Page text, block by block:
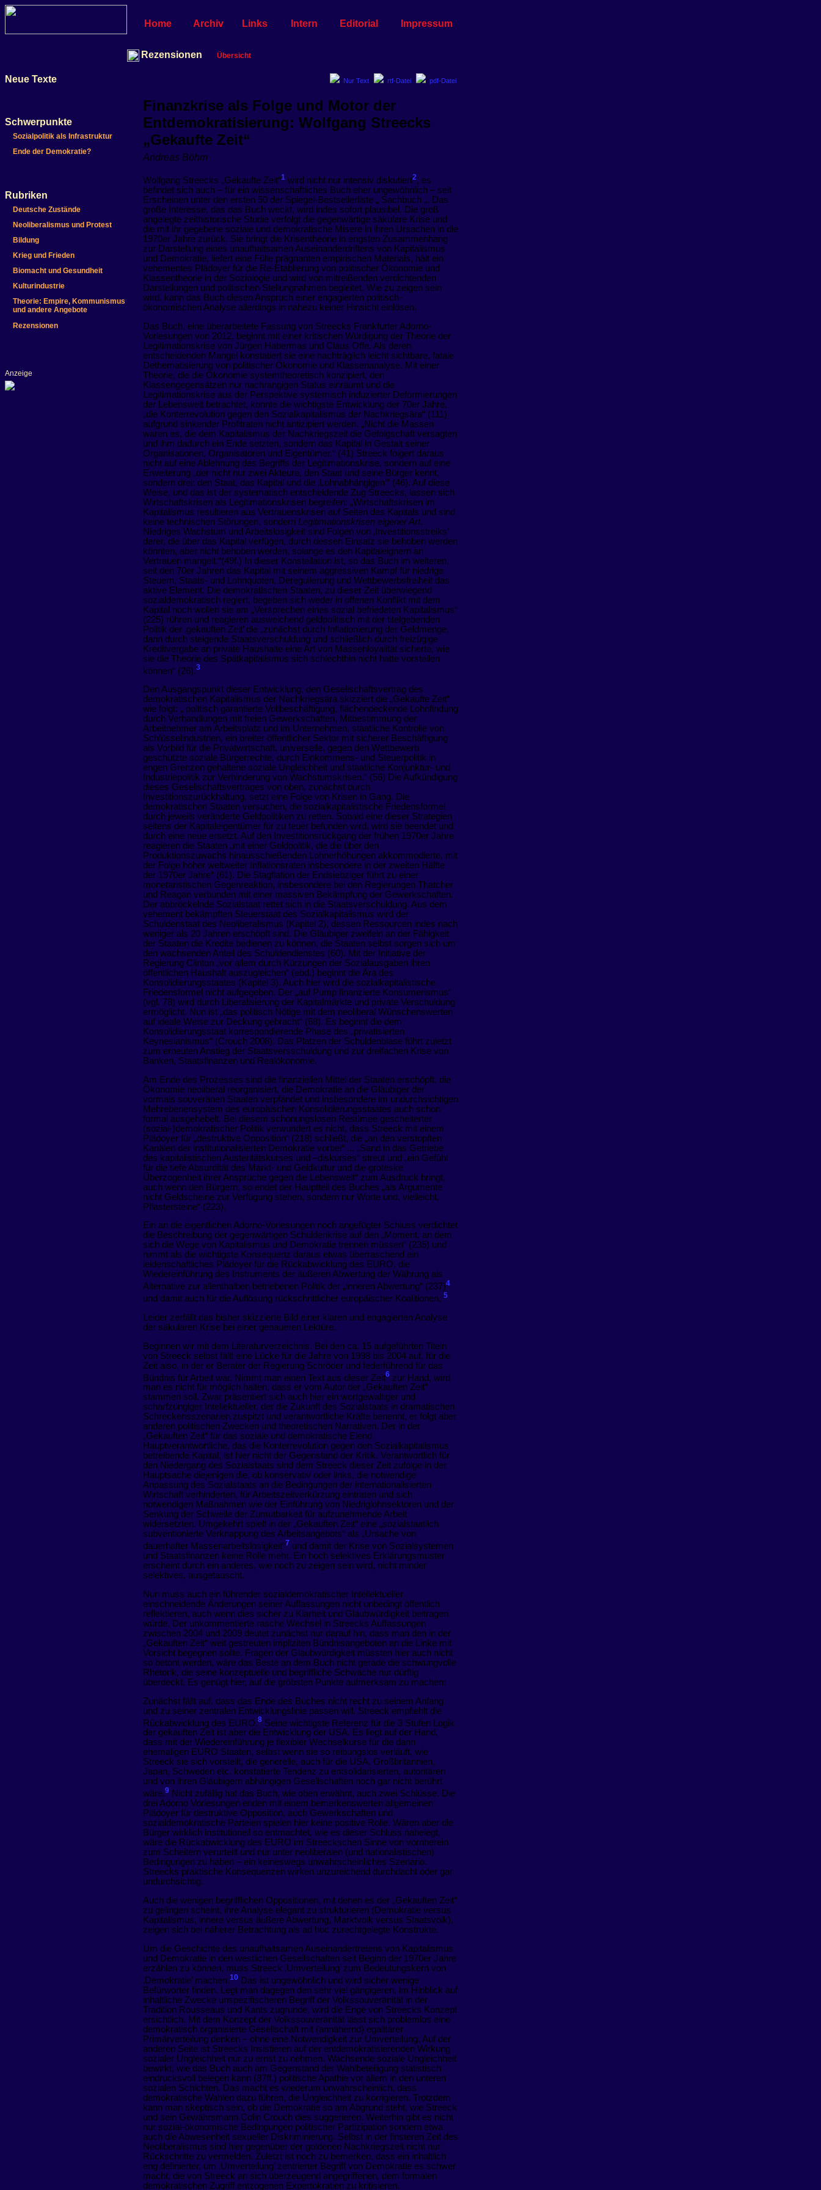
Home Archiv Links Intern Editorial Impressum
Neue Texte
Schwerpunkte
Sozialpolitik als Infrastruktur
Ende der Demokratie?
Rubriken
Deutsche Zustände
Neoliberalismus und Protest
Bildung
Krieg und Frieden
Biomacht und Gesundheit
Kulturindustrie
Theorie: Empire, Kommunismus
und andere Angebote
Rezensionen
Anzeige
Rezensionen Übersicht
Nur Text rtf-Datei pdf-Datei
Finanzkrise als Folge und Motor der
Entdemokratisierung: Wolfgang Streecks
„Gekaufte Zeit“
Andreas Böhm
Wolfgang Streecks „Gekaufte Zeit“1 wird nicht nur intensiv diskutiert2, es
befindet sich auch – für ein wissenschaftliches Buch eher ungewöhnlich – seit
Erscheinen unter den ersten 50 der Spiegel-Bestsellerliste „ Sachbuch „. Das
große Interesse, das das Buch weckt, wird indes sofort plausibel. Die groß
angelegte zeithistorische Studie verfolgt die gegenwärtige säkulare Krise und
die mit ihr gegebene soziale und demokratische Misere in ihren Ursachen in die
1970er Jahre zurück. Sie bringt die Krisentheorie in engsten Zusammenhang
zur Darstellung eines unaufhaltsamen Auseinanderdriftens von Kapitalismus
und Demokratie, liefert eine Fülle prägnanten empirischen Materials, hält ein
vehementes Plädoyer für die Re-Etablierung von politischer Ökonomie und
Klassentheorie in der Soziologie und wird von mitreißenden verdichtenden
Darstellungen und politischen Stellungnahmen begleitet. Wie zu zeigen sein
wird, kann das Buch diesen Anspruch einer engagierten politisch-
ökonomischen Analyse allerdings in nahezu keiner Hinsicht einlösen.
Das Buch, eine überarbeitete Fassung von Streecks Frankfurter Adorno-
Vorlesungen von 2012, beginnt mit einer kritischen Würdigung der Theorie der
Legitimationskrise von Jürgen Habermas und Claus Offe. Als deren
entscheidenden Mangel konstatiert sie eine nachträglich leicht sichtbare, fatale
Dethematisierung von politischer Ökonomie und Klassenanalyse. Mit einer
Theorie, die die Ökonomie systemtheoretisch konzipiert, den
Klassengegensätzen nur nachrangigen Status einräumt und die
Legitimationskrise aus der Perspektive systemisch induzierter Deformierungen
der Lebenswelt betrachtet, konnte die wichtigste Entwicklung der 70er Jahre,
„die Konterrevolution gegen den Sozialkapitalismus der Nachkriegsära“ (111)
aufgrund sinkender Profitraten nicht antizipiert werden. „Nicht die Massen
waren es, die dem Kapitalismus der Nachkriegszeit die Gefolgschaft versagten
und ihm dadurch ein Ende setzten, sondern das Kapital in Gestalt seiner
Organisationen, Organisatoren und Eigentümer.“ (41) Streeck folgert daraus
nicht auf eine Ablehnung des Begriffs der Legitimationskrise, sondern auf eine
Erweiterung „der nicht nur zwei Akteure, den Staat und seine Bürger kennt,
sondern drei: den Staat, das Kapital und die ‚Lohnabhängigen’“ (46). Auf diese
Weise, und das ist der systematisch entscheidende Zug Streecks, lassen sich
Wirtschaftskrisen als Legitimationskrisen begreifen: „Wirtschaftskrisen im
Kapitalismus resultieren aus Vertrauenskrisen auf Seiten des Kapitals und sind
keine technischen Störungen, sondern Legitimationskrisen eigener Art.
Niedriges Wachstum und Arbeitslosigkeit sind Folgen von ‚Investitionsstreiks’
derer, die über das Kapital verfügen, durch dessen Einsatz sie behoben werden
könnten, aber nicht behoben werden, solange es den Kapitaleignern an
Vertrauen mangelt.“(49f.) In dieser Konstellation ist, so das Buch im weiteren,
seit den 70er Jahren das Kapital mit seinem aggressiven Kampf für niedrige
Steuern, Staats- und Lohnquoten, Deregulierung und Wettbewerbsfreiheit das
aktive Element. Die demokratischen Staaten, zu dieser Zeit überwiegend
sozialdemokratisch regiert, begeben sich weder in offenen Konflikt mit dem
Kapital noch wollen sie am „Versprechen eines sozial befriedeten Kapitalismus“
(225) rühren und reagieren ausweichend geldpolitisch mit der titelgebenden
Politik der ‚gekauften Zeit’ die „zunächst durch Inflationierung der Geldmenge,
dann durch steigende Staatsverschuldung und schließlich durch freizügige
Kreditvergabe an private Haushalte eine Art von Massenloyalität sicherte, wie
sie die Theorie des Spätkapitalismus sich schlechthin nicht hatte vorstellen
können“ (26).3
Den Ausgangspunkt dieser Entwicklung, den Gesellschaftsvertrag des
demokratischen Kapitalismus der Nachkriegsära skizziert die „Gekaufte Zeit“
wie folgt: „ politisch garantierte Vollbeschäftigung, flächendeckende Lohnfindung
durch Verhandlungen mit freien Gewerkschaften, Mitbestimmung der
Arbeitnehmer am Arbeitsplatz und im Unternehmen, staatliche Kontrolle von
Schlüsselindustrien, ein breiter öffentlicher Sektor mit sicherer Beschäftigung
als Vorbild für die Privatwirtschaft, universelle, gegen den Wettbewerb
geschützte soziale Bürgerrechte, durch Einkommens- und Steuerpolitik in
engen Grenzen gehaltene soziale Ungleichheit und staatliche Konjunktur- und
Industriepolitik zur Verhinderung von Wachstumskrisen.“ (56) Die Aufkündigung
dieses Gesellschaftsvertrages von oben, zunächst durch
Investitionszurückhaltung, setzt eine Folge von Krisen in Gang. Die
demokratischen Staaten versuchen, die sozialkapitalistische Friedensformel
durch jeweils veränderte Geldpolitiken zu retten. Sobald eine dieser Strategien
seitens der Kapitaleigentümer für zu teuer befunden wird, wird sie beendet und
durch eine neue ersetzt. Auf den Investitionsrückgang der frühen 1970er Jahre
reagieren die Staaten „mit einer Geldpolitik, die die über den
Produktionszuwachs hinausschießenden Lohnerhöhungen akkommodierte, mit
der Folge hoher weltweiter Inflationsraten insbesondere in der zweiten Hälfte
der 1970er Jahre“ (61). Die Stagflation der Endsiebziger führt zu einer
monetaristischen Gegenreaktion, insbesondere bei den Regierungen Thatcher
und Reagan verbunden mit einer massiven Bekämpfung der Gewerkschaften.
Der abbröckelnde Sozialstaat rettet sich in die Staatsverschuldung. Aus dem
vehement bekämpften Steuerstaat des Sozialkapitalismus wird der
Schuldenstaat des Neoliberalismus (Kapitel 2), dessen Ressourcen indes nach
weniger als 20 Jahren erschöpft sind. Die Gläubiger zweifeln an der Fähigkeit
der Staaten die Kredite bedienen zu können, die Staaten selbst sorgen sich um
den wachsenden Anteil des Schuldendienstes (60). Mit der Initiative der
Regierung Clinton „vor allem durch Kürzungen der Sozialausgaben ihren
öffentlichen Haushalt auszugleichen“ (ebd.) beginnt die Ära des
Konsolidierungsstaates (Kapitel 3). Auch hier wird die sozialkapitalistische
Friedensformel nicht aufgegeben. Der „auf Pump finanzierte Konsumerismus“
(vgl. 78) wird durch Liberalisierung der Kapitalmärkte und private Verschuldung
ermöglicht. Nun ist „das politisch Nötige mit dem neoliberal Wünschenswerten
auf ideale Weise zur Deckung gebracht“ (68). Es beginnt die dem
Konsolidierungsstaat korrespondierende Phase des „privatisierten
Keynesianismus“ (Crouch 2008). Das Platzen der Schuldenblase führt zuletzt
zum erneuten Anstieg der Staatsversschuldung und zur dreifachen Krise von
Banken, Staatsfinanzen und Realökonomie.
Am Ende des Prozesses sind die finanziellen Mittel der Staaten erschöpft, die
Ökonomie neoliberal reorganisiert, die Demokratie an die Gläubiger der
vormals souveränen Staaten verpfändet und insbesondere im undurchsichtigen
Mehrebenensystem des europäischen Konsolidierungsstaates auch schon
formal ausgehebelt. Bei diesem schonungslosen Resümee gescheiterter
(sozial-)demokratischer Politik verwundert es nicht, dass Streeck mit einem
Plädoyer für „destruktive Opposition“ (218) schließt, die „an den verstopften
Kanälen der institutionalisierten Demokratie vorbei“ ... „Sand in das Getriebe
des kapitalistischen Austeritätskurses und –diskurses“ streut und „ein Gefühl
für die tiefe Absurdität des Markt- und Geldkultur und die groteske
Überzogenheit ihrer Ansprüche gegen die Lebenswelt“ zum Ausdruck bringt,
auch wenn den Bürgern, so endet der Hauptteil des Buches „als Argumente
nicht Geldscheine zur Verfügung stehen, sondern nur Worte und, vielleicht,
Pflastersteine“ (223).
Ein an die eigentlichen Adorno-Vorlesungen noch angefügter Schluss verdichtet
die Beschreibung der gegenwärtigen Schuldenkrise auf den „Moment, an dem
sich die Wege von Kapitalismus und Demokratie trennen müssen“ (235) und
nimmt als die wichtigste Konsequenz daraus etwas überraschend ein
leidenschaftliches Plädoyer für die Rückabwicklung des EURO, die
Wiedereinführung des Instruments der äußeren Abwertung der Währung als
Alternative zur allenthalben betriebenen Politik der „inneren Abwertung“ (237)4
und damit auch für die Auflösung rückschrittlicher europäischer Koalitionen. 5
Leider zerfällt das bisher skizzierte Bild einer klaren und engagierten Analyse
der säkularen Krise bei einer genaueren Lektüre.
Beginnen wir mit dem Literaturverzeichnis. Bei den ca. 15 aufgeführten Titeln
von Streeck selbst fällt eine Lücke für die Jahre von 1998 bis 2004 auf, für die
Zeit also, in der er Berater der Regierung Schröder und federführend für das
Bündnis für Arbeit war. Nimmt man einen Text aus dieser Zeit6 zur Hand, wird
man es nicht für möglich halten, dass er vom Autor der „Gekauften Zeit“
stammen soll. Zwar präsentiert sich auch hier ein wortgewaltiger und
scharfzüngiger Intellektueller, der die Zukunft des Sozialstaats in dramatischen
Schreckensszenarien zuspitzt und verantwortliche Kräfte benennt, er folgt aber
anderen politischen Zwecken und theoretischen Narrativen. Der in der
„Gekauften Zeit“ für das soziale und demokratische Elend
Hauptverantwortliche, das die Konterrevolution gegen den Sozialkapitalismus
betreibende Kapital, ist hier nicht der Gegenstand der Kritik. Verantwortlich für
den Niedergang des Sozialstaats sind dem Streeck dieser Zeit zufolge in der
Hauptsache diejenigen die, ob konservativ oder links, die notwendige
Anpassung des Sozialstaats an die Bedingungen der internationalisierten
Wirtschaft verhinderten, für Arbeitszeitverkürzung eintraten und sich
notwendigen Maßnahmen wie der Einführung von Niedriglohnsektoren und der
Senkung der Schwelle der Zumutbarkeit für aufzunehmende Arbeit
widersetzten. Umgekehrt spielt in der „Gekauften Zeit“ eine „sozialstaatlich
subventionierte Verknappung des Arbeitsangebots“ als „Ursache von
dauerhafter Massenarbeitslosigkeit“7 und damit der Krise von Sozialsystemen
und Staatsfinanzen keine Rolle mehr. Ein hoch selektives Erklärungsmuster
erscheint durch ein anderes, wie noch zu zeigen sein wird, nicht minder
selektives, ausgetauscht.
Nun muss auch ein führender sozialdemokratischer Intellektueller
einschneidende Änderungen seiner Auffassungen nicht unbedingt öffentlich
reflektieren, auch wenn dies sicher zu Klarheit und Glaubwürdigkeit beitragen
würde. Der unkommentierte rasche Wechsel in Streecks Auffassungen
zwischen 2004 und 2009 deutet zunächst nur darauf hin, dass man den in der
„Gekauften Zeit“ weit gestreuten impliziten Bündnisangeboten an die Linke mit
Vorsicht begegnen sollte. Fragen der Glaubwürdigkeit müssten hier auch nicht
so betont werden, wäre das Beste an dem Buch nicht gerade die schwungvolle
Rhetorik, die seine konzeptuelle und begriffliche Schwäche nur dürftig
überdeckt. Es genügt hier, auf die gröbsten Punkte aufmerksam zu machen:
Zunächst fällt auf, dass das Ende des Buches nicht recht zu seinem Anfang
und zu seiner zentralen Entwicklungslinie passen will. Streeck empfiehlt die
Rückabwicklung des EURO.8 Seine wichtigste Referenz für die 3 Stufen Logik
der gekauften Zeit ist aber die Entwicklung der USA. Es liegt auf der Hand,
dass mit der Wiedereinführung je flexibler Wechselkurse für die dann
ehemaligen EURO Staaten, selbst wenn sie so reibungslos verläuft, wie
Streeck sie sich vorstellt, die generelle, auch für die USA, Großbritannien,
Japan, Schweden etc. konstatierte Tendenz zu entsolidarisierten, autoritären
und von ihren Gläubigern abhängigen Gesellschaften noch gar nicht berührt
wäre.9 Nicht zufällig hat das Buch, wie oben erwähnt, auch zwei Schlüsse. Die
drei Adorno Vorlesungen enden mit einem bemerkenswerten allgemeinen
Plädoyer für destruktive Opposition, auch Gewerkschaften und
sozialdemokratische Parteien spielen hier keine positive Rolle. Wären aber die
Bürger wirklich institutionell so entmachtet, wie es dieser Schluss nahelegt,
wäre die Rückabwicklung des EURO im Streeckschen Sinne von vornherein
zum Scheitern verurteilt und nur unter neoliberalen (und nationalistischen)
Bedingungen zu haben – ein keineswegs unwahrscheinliches Szenario.
Streecks praktische Konsequenzen wirken unzureichend durchdacht oder gar
undurchsichtig.
Auch die wenigen begrifflichen Oppositionen, mit denen es der „Gekauften Zeit“
zu gelingen scheint, ihre Analyse elegant zu strukturieren (Demokratie versus
Kapitalismus, innere versus äußere Abwertung, Marktvolk versus Staatsvolk),
zeigen sich bei näherer Betrachtung als ad hoc zurechtgelegte Konstrukte.
Um die Geschichte des unaufhaltsamen Auseinandertretens von Kapitalismus
und Demokratie in den westlichen Gesellschaften seit Beginn der 1970er Jahre
erzählen zu können, muss Streeck ‚Umverteilung’ zum Bedeutungskern von
‚Demokratie’ machen.10 Das ist ungewöhnlich und wird sicher wenige
Befürworter finden. Legt man dagegen den sehr viel gängigeren, im Hinblick auf
inhaltliche Zwecke unspezifischeren Begriff der Volkssouveränität in der
Tradition Rousseaus und Kants zugrunde, wird die Enge von Streecks Konzept
ersichtlich. Mit dem Konzept der Volkssouveränität lässt sich problemlos eine
demokratisch organisierte Gesellschaft mit (annähernd) egalitärer
Primärverteilung denken – ohne eine Notwendigkeit zur Umverteilung. Auf der
anderen Seite ist Streecks Insistieren auf der entdemokratisierenden Wirkung
sozialer Ungleichheit nur zu ernst zu nehmen. Wachsende soziale Ungleichheit
bewirkt, wie das Buch auch am Gegenstand der Wahlbeteiligung statistisch
eindrucksvoll belegen kann (87ff.) politische Apathie vor allem in den unteren
sozialen Schichten. Das macht es wiederum unwahrscheinlich, dass
demokratische Wahlen dazu führen, die Ungleichheit zu korrigieren. Trotzdem
kann man skeptisch sein, ob die Demokratie so am Abgrund steht, wie Streeck
und sein Gewährsmann Colin Crouch dies suggerieren. Weiterhin gibt es nicht
nur sozial-ökonomische Bedingungen politischer Partizipation sondern etwa
auch die Abwesenheit sexueller Diskriminierung. Selbst in der finsteren Zeit des
Neoliberalismus sind hier gegenüber der goldenen Nachkriegszeit nicht nur
Rückschritte zu vermelden. Zuletzt ist noch zu bemerken, dass ein inhaltlich
eng definierter, um ‚Umverteilung’ zentrierter Begriff von Demokratie es schwer
macht, die von Streeck an sich überzeugend angegriffenen, dem formalen
demokratischen Zugriff entzogenen Expertokratien zu kritisieren.